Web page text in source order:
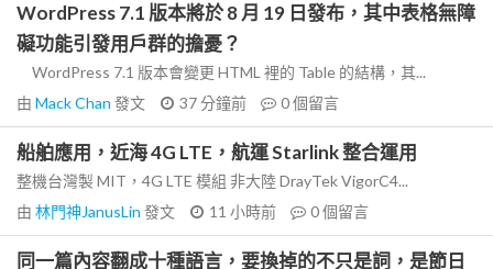
WordPress 7.1 版本將於 8 月 19 日發布，其中表格無障
礙功能引發用戶群的擔憂？
WordPress 7.1 版本會變更 HTML 裡的 Table 的結構，其...
由 Mack Chan 發文 37 分鐘前 0個留言
船舶應用，近海 4G LTE，航運 Starlink 整合運用
整機台灣製 MIT，4G LTE 模組 非大陸 DrayTek VigorC4...
由 林門神JanusLin 發文 11 小時前 0個留言
同一篇內容翻成十種語言，要換掉的不只是詞，是節日